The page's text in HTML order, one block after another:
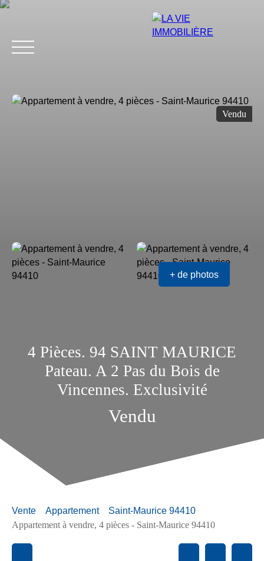
Estimation
Vendu
+ de photos
4 Pièces. 94 SAINT MAURICE
Pateau. A 2 Pas du Bois de
Vincennes. Exclusivité
Vendu
Vente Appartement
Saint-Maurice 94410
Appartement à vendre, 4 pièces - Saint-Maurice 94410